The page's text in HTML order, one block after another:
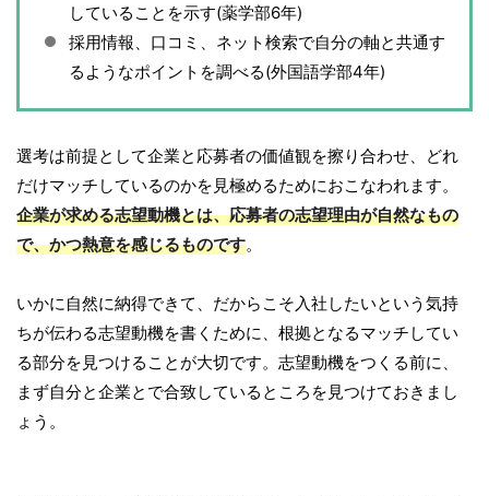
していることを示す(薬学部6年)
採用情報、口コミ、ネット検索で自分の軸と共通す
るようなポイントを調べる(外国語学部4年)
選考は前提として企業と応募者の価値観を擦り合わせ、どれ
だけマッチしているのかを見極めるためにおこなわれます。
企業が求める志望動機とは、応募者の志望理由が自然なもの
で、かつ熱意を感じるものです。
いかに自然に納得できて、だからこそ入社したいという気持
ちが伝わる志望動機を書くために、根拠となるマッチしてい
る部分を見つけることが大切です。志望動機をつくる前に、
まず自分と企業とで合致しているところを見つけておきまし
ょう。